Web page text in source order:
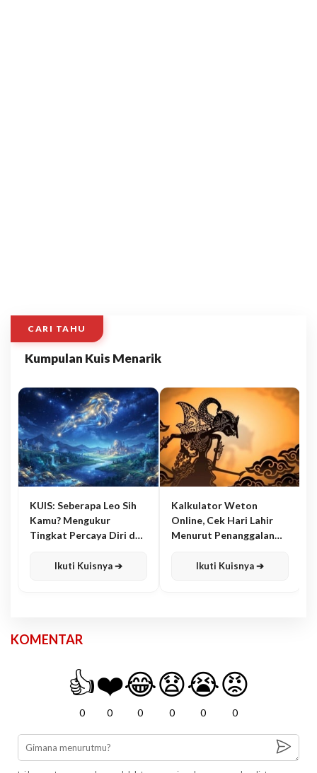
CARI TAHU
Kumpulan Kuis Menarik
KUIS: Seberapa Leo Sih
Kamu? Mengukur
Tingkat Percaya Diri dan
Ikuti Kuisnya ➔
Kalkulator Weton
Online, Cek Hari Lahir
Menurut Penanggalan
Ikuti Kuisnya ➔
KOMENTAR
👍
0
❤️
0
😂
0
😧
0
😭
0
😡
0